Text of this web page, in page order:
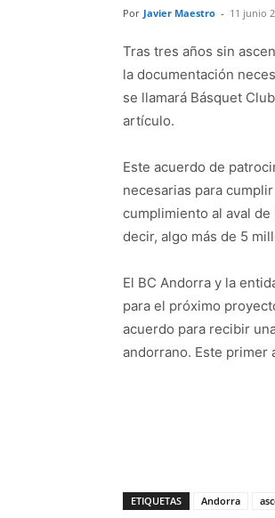
Por Javier Maestro - 11 junio
Tras tres años sin
la documentación
se llamará Básquet
artículo.
Este acuerdo de
necesarias para
cumplimiento al aval
decir, algo más de 5
El BC Andorra y la
para el próximo
acuerdo para recibir
andorrano. Este primer
ETIQUETAS Andorra